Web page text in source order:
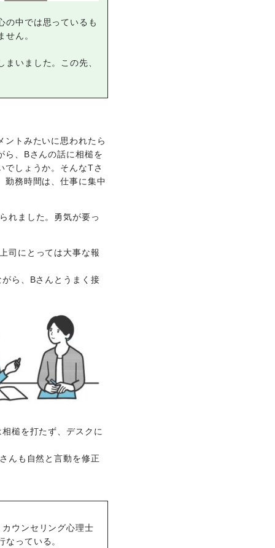
の中では思っているも
ん。
いました。この先、
ントみたいに思われたら
ら、Bさんの話に相槌を
でしょうか。そんなTさ
勤務時間は、仕事に集中
れました。勇気が要っ
司にとっては大事な報
ら、Bさんとうまく接
槌を打たず、デスクに
んも自然と言動を修正
ウンセリング心理士
っている。